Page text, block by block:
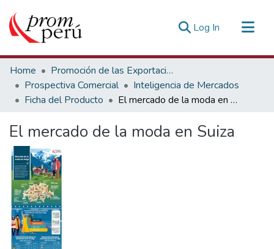
Log In (current)
Communities & Collections
All of DSpace
Statistics
Home
Promoción de las Exportaciones
Prospectiva Comercial
Inteligencia de Mercados
Ficha del Producto
El mercado de la moda en Suiza
El mercado de la moda en Suiza